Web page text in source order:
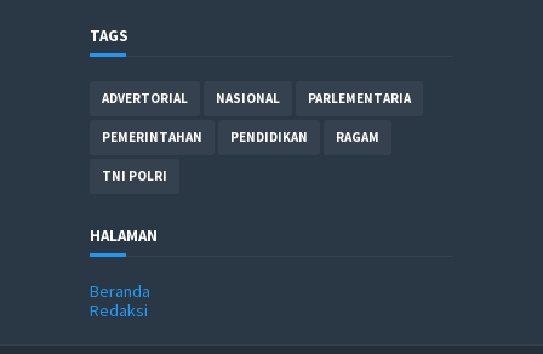
TAGS
ADVERTORIAL NASIONAL PARLEMENTARIA
PEMERINTAHAN PENDIDIKAN RAGAM
TNI POLRI
HALAMAN
Beranda
Redaksi